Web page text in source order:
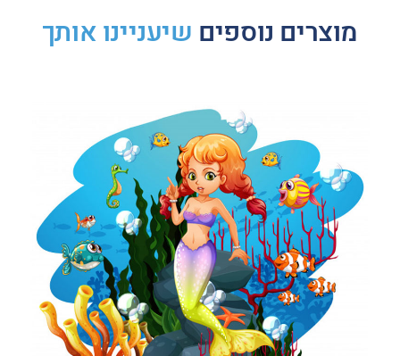
מוצרים נוספים שיעניינו אותך